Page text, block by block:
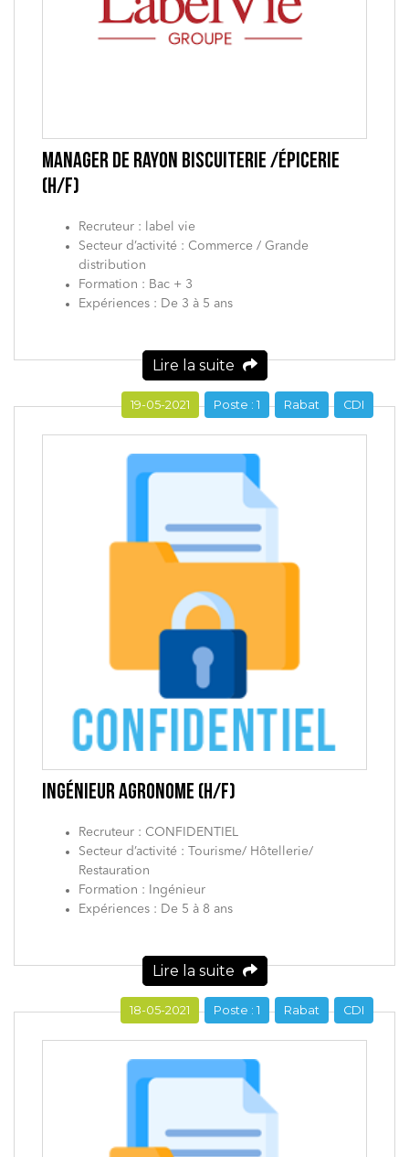
MANAGER DE RAYON BISCUITERIE /ÉPICERIE
(H/F)
Recruteur : label vie
Secteur d’activité : Commerce / Grande
distribution
Formation : Bac + 3
Expériences : De 3 à 5 ans
Lire la suite
INGÉNIEUR AGRONOME (H/F)
Recruteur : CONFIDENTIEL
Secteur d’activité : Tourisme/ Hôtellerie/
Restauration
Formation : Ingénieur
Expériences : De 5 à 8 ans
Lire la suite
CDI
Rabat
Poste : 1
19-05-2021
CDI
Rabat
Poste : 1
18-05-2021